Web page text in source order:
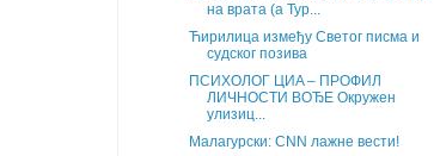
на врата (а Тур...
Ћирилица између Светог писма и
судског позива
ПСИХОЛОГ ЦИA – ПРОФИЛ
ЛИЧНОСТИ ВОЂЕ Окружен
улизиц...
Малагурски: CNN лажне вести!